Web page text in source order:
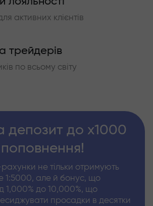
активних клієнтів
трейдерів
по всьому світу
депозит до х1000
не тільки отримують
1:5000, але й бонус, що
1,000% до 10,000%, що
просадки в десятки